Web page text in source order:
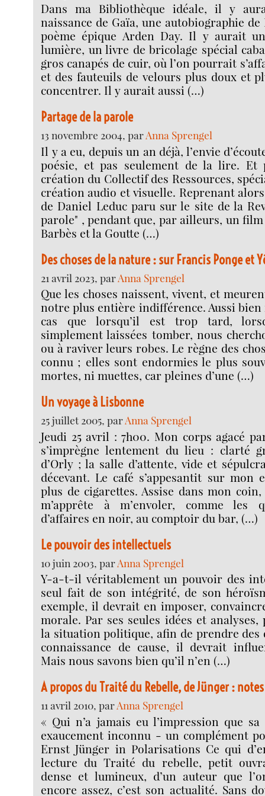
Dans ma Bibliothèque idéale, il y
naissance de Gaïa, une autobiographie
poème épique Arden Day. Il y aurait
lumière, un livre de bricolage spécial
gros canapés de cuir, où l’on pourrait
et des fauteuils de velours plus doux et
concentrer. Il y aurait aussi (…)
Partage de la parole
13 novembre 2004, parAnna Sprengel
Il y a eu, depuis un an déjà, l’envie
poésie, et pas seulement de la lire. Et
création du Collectif des Ressources,
création audio et visuelle. Reprenant
de Daniel Leduc paru sur le site de la
parole" , pendant que, par ailleurs, un
Barbès et la Goutte (…)
Des choses de la nature : sur Francis Ponge et
21 avril 2023, parAnna Sprengel
Que les choses naissent, vivent, et
notre plus entière indifférence. Aussi bien
cas que lorsqu’il est trop tard,
simplement laissées tomber, nous
ou à raviver leurs robes. Le règne des
connu ; elles sont endormies le plus
mortes, ni muettes, car pleines d’une (…)
Un voyage à Lisbonne
25 juillet 2005, parAnna Sprengel
Jeudi 25 avril : 7h00. Mon corps agacé
s’imprègne lentement du lieu : clarté
d’Orly ; la salle d’attente, vide et
décevant. Le café s’appesantit sur mon
plus de cigarettes. Assise dans mon
m’apprête à m’envoler, comme les
d’affaires en noir, au comptoir du bar, (…)
Le pouvoir des intellectuels
10 juin 2003, parAnna Sprengel
Y-a-t-il véritablement un pouvoir des
seul fait de son intégrité, de son
exemple, il devrait en imposer,
morale. Par ses seules idées et
la situation politique, afin de prendre des
connaissance de cause, il devrait
Mais nous savons bien qu’il n’en (…)
A propos du Traité du Rebelle, de Jünger :
11 avril 2010, parAnna Sprengel
« Qui n’a jamais eu l’impression que
exaucement inconnu - un complément
Ernst Jünger in Polarisations Ce qui
lecture du Traité du rebelle, petit
dense et lumineux, d’un auteur que
encore assez, c’est son actualité. Sans